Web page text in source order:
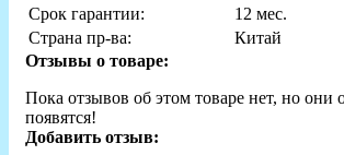
Срок гарантии:
12 мес.
Страна пр-ва:
Китай
Отзывы о товаре:
Пока отзывов об этом товаре нет, но они
появятся!
Добавить отзыв: